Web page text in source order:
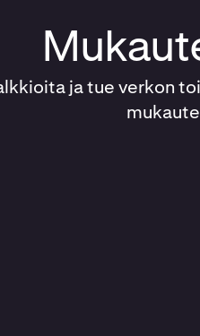
ja tue verkon